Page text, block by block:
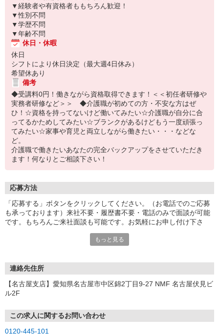
▼経験者や有資格者ももちろん歓迎！
▼性別不問
▼学歴不問
▼年齢不問
休日・休暇
休日
シフトにより休日決定（最大週4日休み）
希望休あり
備考
◆受講料0円！働きながら資格取得できます！＜＜初任者研修や
実務者研修など＞＞ ◆介護職が初めての方・不安な方はぜ
ひ！☆資格を持ってないけど働いてみたい☆介護職が自分に合
ってるかためしてみたい☆ブランクがあるけどもう一度頑張っ
てみたい☆家事や育児と両立しながら働きたい・・・などな
ど。
介護職で働きたいあなたの完全バックアップをさせていただき
ます！何なりとご相談下さい！
応募方法
「応募する」ボタンをクリックしてください。（お電話でのご応募
も承っております）来社不要・履歴書不要・電話のみで面談が可能
です。もちろんご来社面談も可能です。お気軽にお申し付け下さ
もっと見る
連絡先住所
【名古屋支店】愛知県名古屋市中区錦2丁目9-27 NMF 名古屋伏見ビ
ル2F
この求人に関するお問い合わせ
0120-445-101